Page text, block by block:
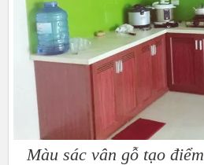
Màu sác vân gỗ tạo